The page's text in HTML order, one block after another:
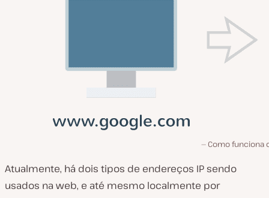
Como funciona
Atualmente, há dois tipos de endereços IP sendo
usados na web, e até mesmo localmente por